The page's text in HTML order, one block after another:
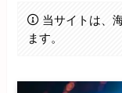
当サイトは、
ます。